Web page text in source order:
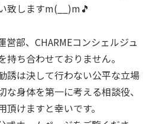
致しますm(__)m🎵
営部、CHARMEコンシェルジュ
持ち合わせておりません。
誘は決して行わない公平な立場
な身体を第一に考える相談役、
けますと幸いです。